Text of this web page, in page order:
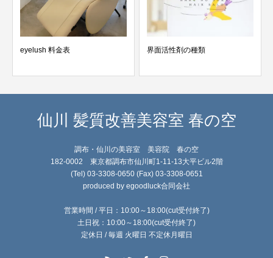
eyelush 料金表 界面活性剤の種類
仙川 髪質改善美容室 春の空
調布・仙川の美容室 美容院 春の空
182-0002 東京都調布市仙川町1-11-13大平ビル2階
(Tel) 03-3308-0650 (Fax) 03-3308-0651
produced by egoodluck合同会社
営業時間 / 平日：10:00～18:00(cut受付終了)
土日祝：10:00～18:00(cut受付終了)
定休日 / 毎週 火曜日 不定休月曜日